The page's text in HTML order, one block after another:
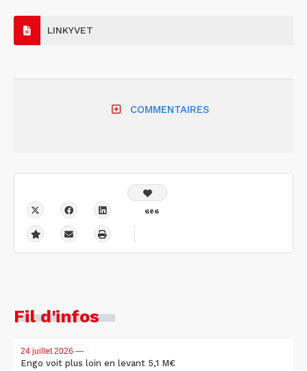
LINKYVET
COMMENTAIRES
686
Fil d'infos
24 juillet 2026 —
Engo voit plus loin en levant 5,1 M€